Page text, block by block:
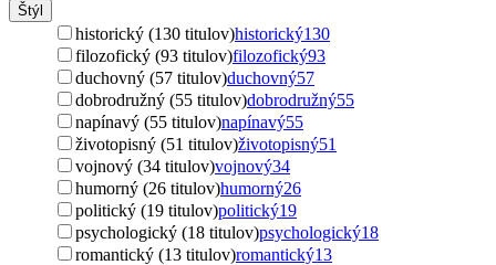
Štýl
historický (130 titulov)historický130
filozofický (93 titulov)filozofický93
duchovný (57 titulov)duchovný57
dobrodružný (55 titulov)dobrodružný55
napínavý (55 titulov)napínavý55
životopisný (51 titulov)životopisný51
vojnový (34 titulov)vojnový34
humorný (26 titulov)humorný26
politický (19 titulov)politický19
psychologický (18 titulov)psychologický18
romantický (13 titulov)romantický13